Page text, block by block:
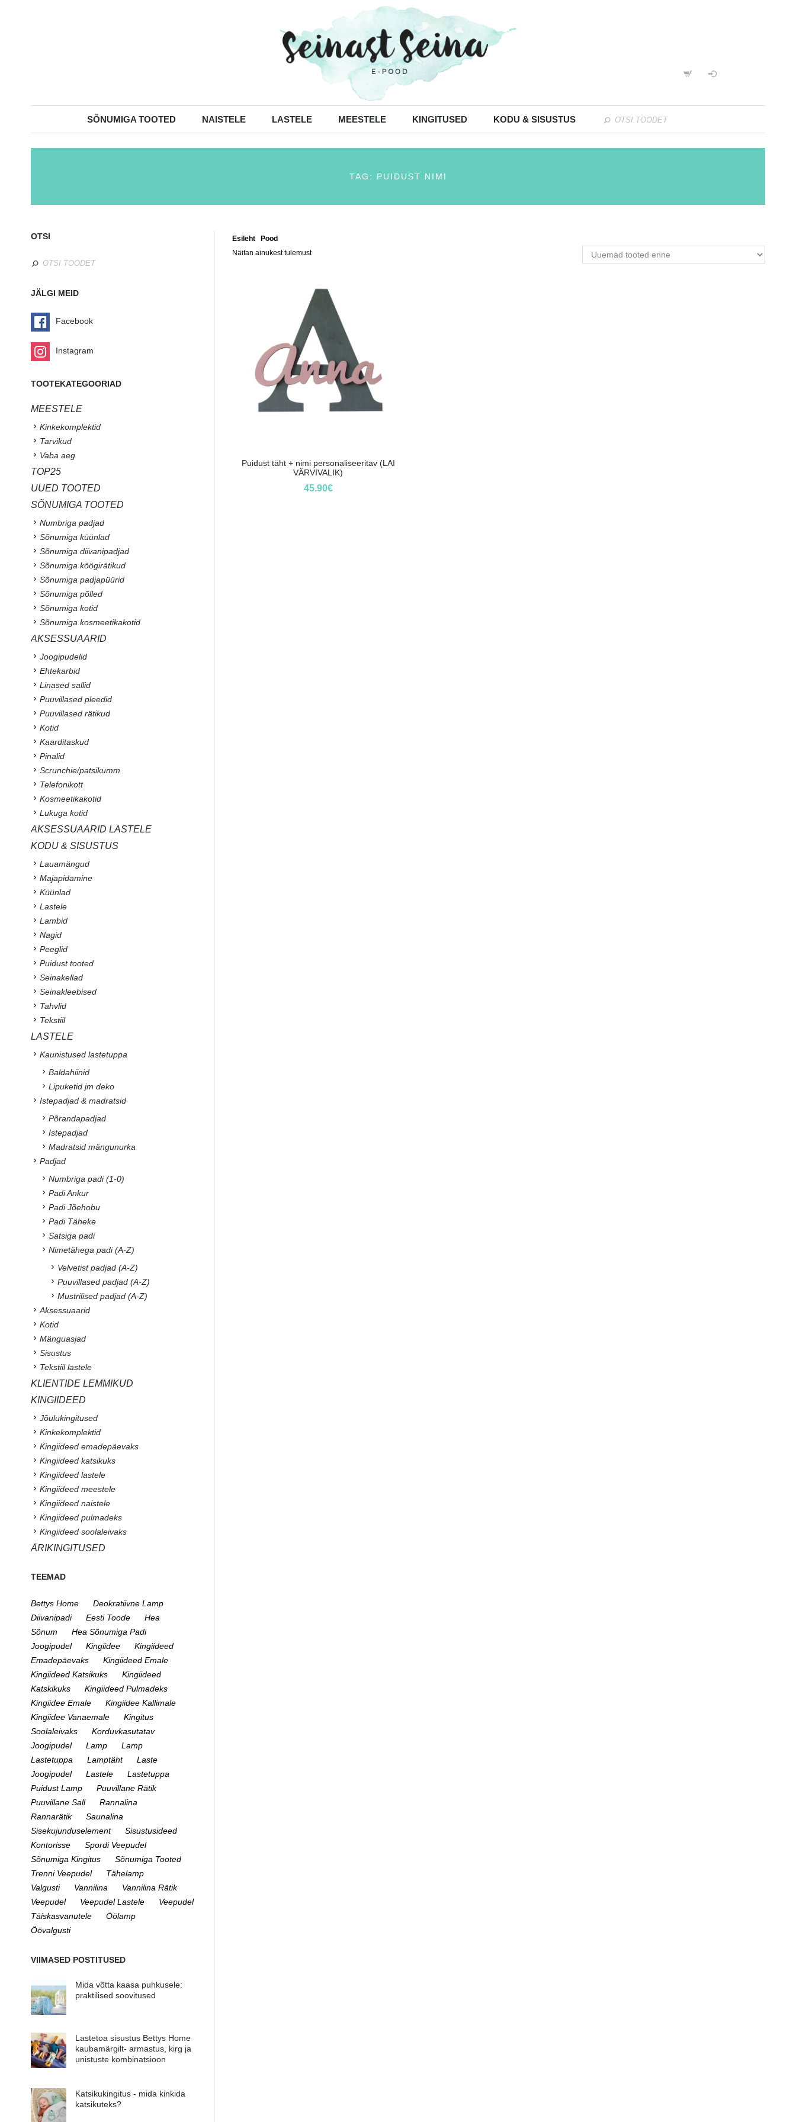
SÕNUMIGA TOOTED NAISTELE LASTELE MEESTELE KINGITUSED KODU & SISUSTUS
TAG: PUIDUST NIMI
Esileht /Pood
Näitan ainukest tulemust
Puidust täht + nimi personaliseeritav (LAI
VÄRVIVALIK)
45.90€
OTSI
JÄLGI MEID
Facebook
Instagram
TOOTEKATEGOORIAD
MEESTELE
Kinkekomplektid
Tarvikud
Vaba aeg
TOP25
UUED TOOTED
SÕNUMIGA TOOTED
Numbriga padjad
Sõnumiga küünlad
Sõnumiga diivanipadjad
Sõnumiga köögirätikud
Sõnumiga padjapüürid
Sõnumiga põlled
Sõnumiga kotid
Sõnumiga kosmeetikakotid
AKSESSUAARID
Joogipudelid
Ehtekarbid
Linased sallid
Puuvillased pleedid
Puuvillased rätikud
Kotid
Kaarditaskud
Pinalid
Scrunchie/patsikumm
Telefonikott
Kosmeetikakotid
Lukuga kotid
AKSESSUAARID LASTELE
KODU & SISUSTUS
Lauamängud
Majapidamine
Küünlad
Lastele
Lambid
Nagid
Peeglid
Puidust tooted
Seinakellad
Seinakleebised
Tahvlid
Tekstiil
LASTELE
Kaunistused lastetuppa
Baldahiinid
Lipuketid jm deko
Istepadjad & madratsid
Põrandapadjad
Istepadjad
Madratsid mängunurka
Padjad
Numbriga padi (1-0)
Padi Ankur
Padi Jõehobu
Padi Täheke
Satsiga padi
Nimetähega padi (A-Z)
Velvetist padjad (A-Z)
Puuvillased padjad (A-Z)
Mustrilised padjad (A-Z)
Aksessuaarid
Kotid
Mänguasjad
Sisustus
Tekstiil lastele
KLIENTIDE LEMMIKUD
KINGIIDEED
Jõulukingitused
Kinkekomplektid
Kingiideed emadepäevaks
Kingiideed katsikuks
Kingiideed lastele
Kingiideed meestele
Kingiideed naistele
Kingiideed pulmadeks
Kingiideed soolaleivaks
ÄRIKINGITUSED
TEEMAD
Bettys Home
Deokratiivne Lamp
Diivanipadi
Eesti Toode
Hea
Sõnum
Hea Sõnumiga Padi
Joogipudel
Kingiidee
Kingiideed
Emadepäevaks
Kingiideed Emale
Kingiideed Katsikuks
Kingiideed
Katskikuks
Kingiideed Pulmadeks
Kingiidee Emale
Kingiidee Kallimale
Kingiidee Vanaemale
Kingitus
Soolaleivaks
Korduvkasutatav
Joogipudel
Lamp
Lamp
Lastetuppa
Lamptäht
Laste
Joogipudel
Lastele
Lastetuppa
Puidust Lamp
Puuvillane Rätik
Puuvillane Sall
Rannalina
Rannarätik
Saunalina
Sisekujunduselement
Sisustusideed
Kontorisse
Spordi Veepudel
Sõnumiga Kingitus
Sõnumiga Tooted
Trenni Veepudel
Tähelamp
Valgusti
Vannilina
Vannilina Rätik
Veepudel
Veepudel Lastele
Veepudel
Täiskasvanutele
Öölamp
Öövalgusti
VIIMASED POSTITUSED
Mida võtta kaasa puhkusele:
praktilised soovitused
Lastetoa sisustus Bettys Home
kaubamärgilt- armastus, kirg ja
unistuste kombinatsioon
Katsikukingitus - mida kinkida
katsikuteks?